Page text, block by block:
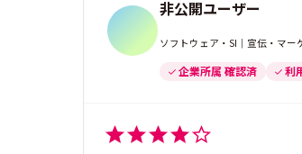
非公開ユーザー
ソフトウェア・SI｜宣伝・マ
企業所属 確認済 利